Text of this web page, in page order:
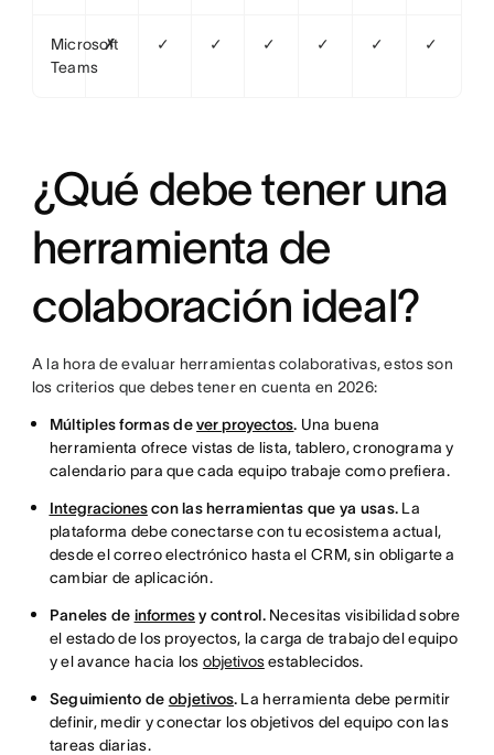
Microsoft
Teams
✗ ✓ ✓ ✓ ✓ ✓ ✓
¿Qué debe tener una
herramienta de
colaboración ideal?
A la hora de evaluar herramientas colaborativas, estos son
los criterios que debes tener en cuenta en 2026:
Múltiples formas de ver proyectos. Una buena
herramienta ofrece vistas de lista, tablero, cronograma y
calendario para que cada equipo trabaje como prefiera.
Integraciones con las herramientas que ya usas. La
plataforma debe conectarse con tu ecosistema actual,
desde el correo electrónico hasta el CRM, sin obligarte a
cambiar de aplicación.
Paneles de informes y control.Necesitas visibilidad sobre
el estado de los proyectos, la carga de trabajo del equipo
y el avance hacia los objetivosestablecidos.
Seguimiento de objetivos. La herramienta debe permitir
definir, medir y conectar los objetivos del equipo con las
tareas diarias.